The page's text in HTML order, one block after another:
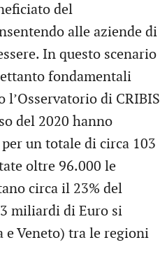
del
alle aziende di
In questo scenario
fondamentali
di CRIBIS
del 2020 hanno
un totale di circa 103
oltre 96.000 le
circa il 23% del
miliardi di Euro si
e Veneto) tra le regioni